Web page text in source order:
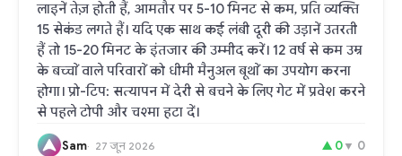
लाइनें तेज़ होती हैं, आमतौर पर 5-10 मिनट से कम, प्रति व्यक्ति
15 सेकंड लगते हैं। यदि एक साथ कई लंबी दूरी की उड़ानें उतरती
हैं तो 15-20 मिनट के इंतजार की उम्मीद करें। 12 वर्ष से कम उम्र
के बच्चों वाले परिवारों को धीमी मैनुअल बूथों का उपयोग करना
होगा। प्रो-टिप: सत्यापन में देरी से बचने के लिए गेट में प्रवेश करने
से पहले टोपी और चश्मा हटा दें।
Sam 27 जून 2026 ▲ 0▼ 0